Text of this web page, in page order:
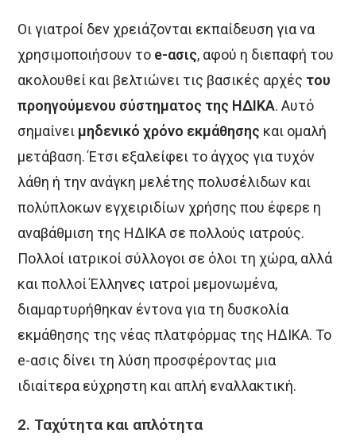
Οι γιατροί δεν χρειάζονται εκπαίδευση για να
χρησιμοποιήσουν το e-ασις, αφού η διεπαφή του
ακολουθεί και βελτιώνει τις βασικές αρχές του
προηγούμενου σύστηματος της ΗΔΙΚΑ. Αυτό
σημαίνει μηδενικό χρόνο εκμάθησης και ομαλή
μετάβαση. Έτσι εξαλείφει το άγχος για τυχόν
λάθη ή την ανάγκη μελέτης πολυσέλιδων και
πολύπλοκων εγχειριδίων χρήσης που έφερε η
αναβάθμιση της ΗΔΙΚΑ σε πολλούς ιατρούς.
Πολλοί ιατρικοί σύλλογοι σε όλοι τη χώρα, αλλά
και πολλοί Έλληνες ιατροί μεμονωμένα,
διαμαρτυρήθηκαν έντονα για τη δυσκολία
εκμάθησης της νέας πλατφόρμας της ΗΔΙΚΑ. Το
e-ασις δίνει τη λύση προσφέροντας μια
ιδιαίτερα εύχρηστη και απλή εναλλακτική.
2. Ταχύτητα και απλότητα